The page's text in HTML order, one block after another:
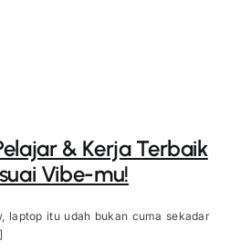
& Kerja Terbaik
Vibe-mu!
laptop itu udah bukan cuma sekadar